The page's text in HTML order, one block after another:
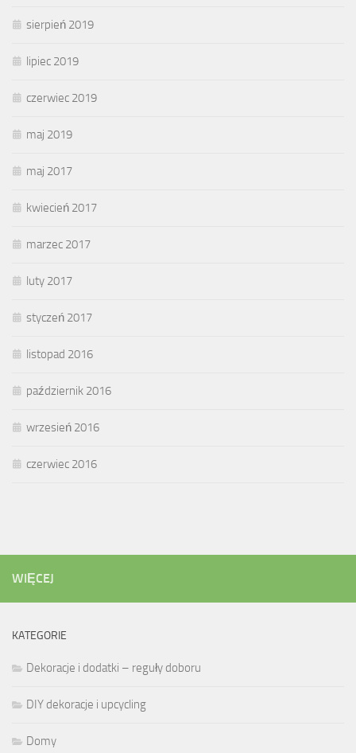
sierpień 2019
lipiec 2019
czerwiec 2019
maj 2019
maj 2017
kwiecień 2017
marzec 2017
luty 2017
styczeń 2017
listopad 2016
październik 2016
wrzesień 2016
czerwiec 2016
WIĘCEJ
KATEGORIE
Dekoracje i dodatki – reguły doboru
DIY dekoracje i upcycling
Domy